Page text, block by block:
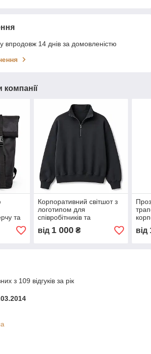
впродовж 14 днів за домовленістю
компанії
та
Корпоративний світшот з
логотипом для
співробітників та
брендованого мерчу
від 1 000₴
та
від
з 109 відгуків за рік